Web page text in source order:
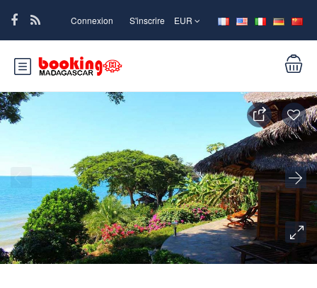
Connexion S'inscrire EUR